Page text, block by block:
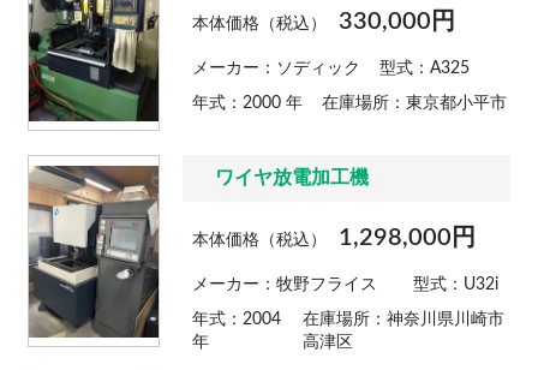
本体価格（税込） 330,000円
メーカー：ソディック 型式：A325
年式：2000 年 在庫場所：東京都小平市
ワイヤ放電加工機
本体価格（税込） 1,298,000円
メーカー：牧野フライス 型式：U32i
年式：2004
年
在庫場所：神奈川県川崎市
高津区